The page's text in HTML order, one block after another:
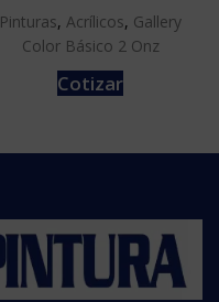
Pinturas, Acrílicos, Gallery
Color Básico 2 Onz
Cotizar